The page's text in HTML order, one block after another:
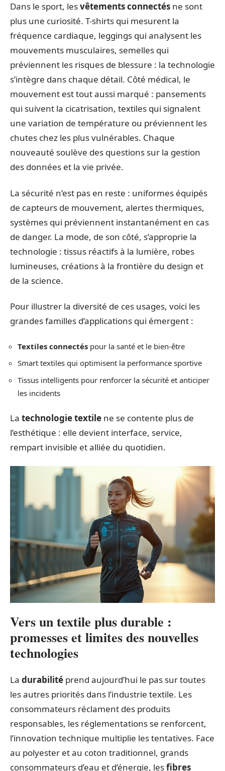
Dans le sport, lesvêtements connectés ne sont
plus une curiosité. T-shirts qui mesurent la
fréquence cardiaque, leggings qui analysent les
mouvements musculaires, semelles qui
préviennent les risques de blessure : la technologie
s’intègre dans chaque détail. Côté médical, le
mouvement est tout aussi marqué : pansements
qui suivent la cicatrisation, textiles qui signalent
une variation de température ou préviennent les
chutes chez les plus vulnérables. Chaque
nouveauté soulève des questions sur la gestion
des données et la vie privée.
La sécurité n’est pas en reste : uniformes équipés
de capteurs de mouvement, alertes thermiques,
systèmes qui préviennent instantanément en cas
de danger. La mode, de son côté, s’approprie la
technologie : tissus réactifs à la lumière, robes
lumineuses, créations à la frontière du design et
de la science.
Pour illustrer la diversité de ces usages, voici les
grandes familles d’applications qui émergent :
Textiles connectés pour la santé et le bien-être
Smart textiles qui optimisent la performance sportive
Tissus intelligents pour renforcer la sécurité et anticiper
les incidents
La technologie textile ne se contente plus de
l’esthétique : elle devient interface, service,
rempart invisible et alliée du quotidien.
Vers un textile plus durable :
promesses et limites des nouvelles
technologies
La durabilité prend aujourd’hui le pas sur toutes
les autres priorités dans l’industrie textile. Les
consommateurs réclament des produits
responsables, les réglementations se renforcent,
l’innovation technique multiplie les tentatives. Face
au polyester et au coton traditionnel, grands
consommateurs d’eau et d’énergie, lesfibres